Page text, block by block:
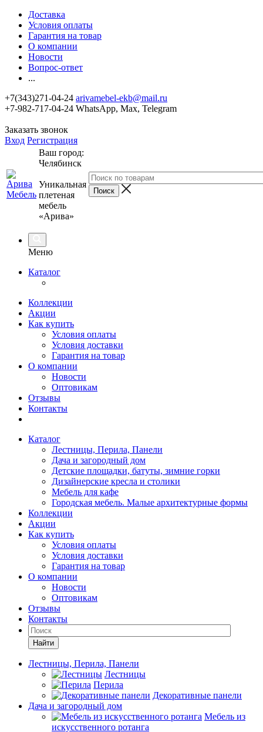
Доставка
Условия оплаты
Гарантия на товар
О компании
Новости
Вопрос-ответ
...
+7(343)271-04-24 arivamebel-ekb@mail.ru
+7-982-717-04-24 WhatsApp, Max, Telegram
Заказать звонок
Вход Регистрация
Ваш город:
Челябинск
Уникальная
плетеная
мебель
«Арива»
Меню
Каталог
Коллекции
Акции
Как купить
Условия оплаты
Условия доставки
Гарантия на товар
О компании
Новости
Оптовикам
Отзывы
Контакты
Каталог
Лестницы, Перила, Панели
Дача и загородный дом
Детские площадки, батуты, зимние горки
Дизайнерские кресла и столики
Мебель для кафе
Городская мебель. Малые архитектурные формы
Коллекции
Акции
Как купить
Условия оплаты
Условия доставки
Гарантия на товар
О компании
Новости
Оптовикам
Отзывы
Контакты
Найти
Лестницы, Перила, Панели
Лестницы
Перила
Декоративные панели
Дача и загородный дом
Мебель из
искусственного ротанга